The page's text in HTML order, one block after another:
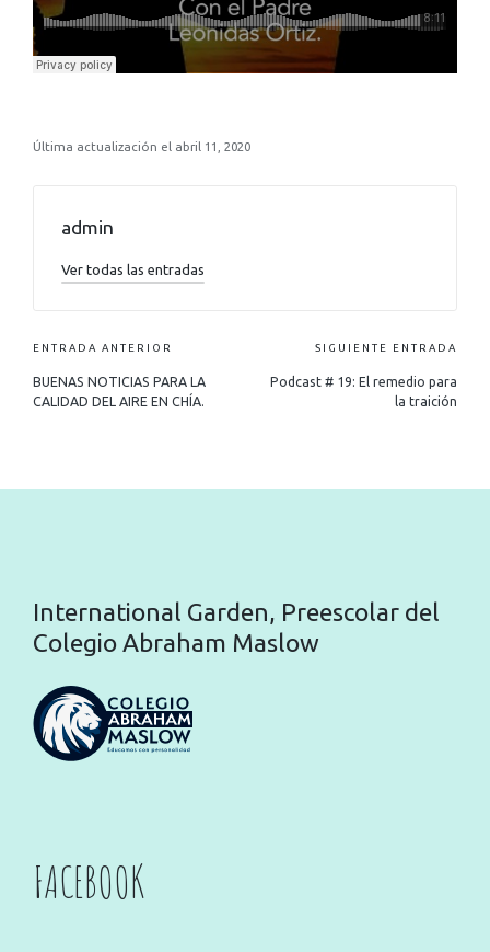
Última actualización el abril 11, 2020
admin
Ver todas las entradas
ENTRADA ANTERIOR
BUENAS NOTICIAS PARA LA
CALIDAD DEL AIRE EN CHÍA.
SIGUIENTE ENTRADA
Podcast # 19: El remedio para
la traición
International Garden, Preescolar del
Colegio Abraham Maslow
FACEBOOK